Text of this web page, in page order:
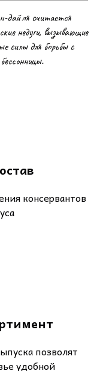
дайля считается
недуги, вызывающие
силы для борьбы с
консервантов
позволят
удобной